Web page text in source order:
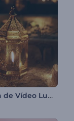
Abertura de Vídeo Luminosa para o Ramadã